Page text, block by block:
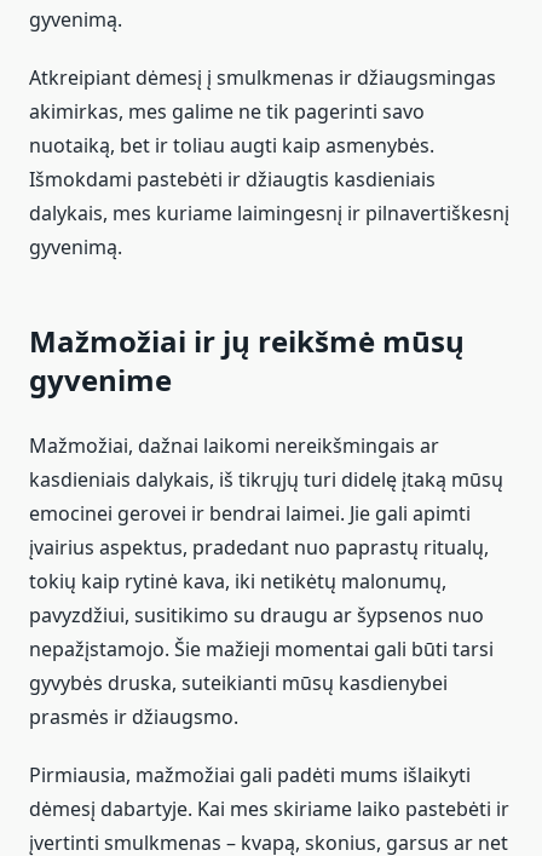
gyvenimą.
Atkreipiant dėmesį į smulkmenas ir džiaugsmingas
akimirkas, mes galime ne tik pagerinti savo
nuotaiką, bet ir toliau augti kaip asmenybės.
Išmokdami pastebėti ir džiaugtis kasdieniais
dalykais, mes kuriame laimingesnį ir pilnavertiškesnį
gyvenimą.
Mažmožiai ir jų reikšmė mūsų
gyvenime
Mažmožiai, dažnai laikomi nereikšmingais ar
kasdieniais dalykais, iš tikrųjų turi didelę įtaką mūsų
emocinei gerovei ir bendrai laimei. Jie gali apimti
įvairius aspektus, pradedant nuo paprastų ritualų,
tokių kaip rytinė kava, iki netikėtų malonumų,
pavyzdžiui, susitikimo su draugu ar šypsenos nuo
nepažįstamojo. Šie mažieji momentai gali būti tarsi
gyvybės druska, suteikianti mūsų kasdienybei
prasmės ir džiaugsmo.
Pirmiausia, mažmožiai gali padėti mums išlaikyti
dėmesį dabartyje. Kai mes skiriame laiko pastebėti ir
įvertinti smulkmenas – kvapą, skonius, garsus ar net